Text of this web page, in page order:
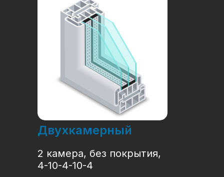
2 камера, без покрытия,
4-10-4-10-4
Двухкамерный